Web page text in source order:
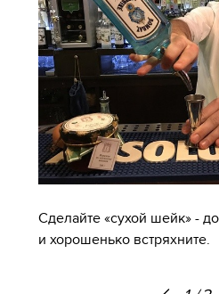
Сделайте «сухой шейк» -
и хорошенько встряхните.